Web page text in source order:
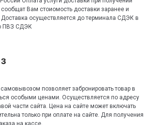
Вам стоиомость доставки заранее и
осуществляется до терминала СДЭК в
ПВЗ СДЭК
позволяет забронировать товар в
особыми ценами. Осуществляется по адресу
части сайта. Цена на сайте может включать
только при оплате на сайте. Для получения